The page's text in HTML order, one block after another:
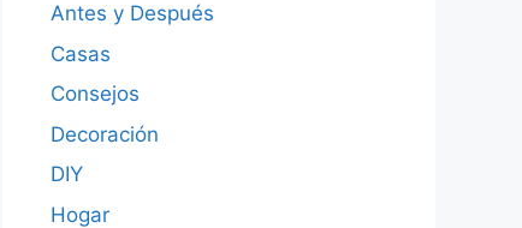
Antes y Después
Casas
Consejos
Decoración
DIY
Hogar